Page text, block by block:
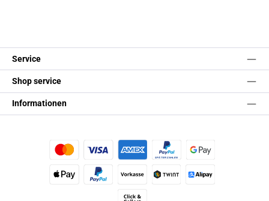
Service
Shop service
Informationen
Kredit- oder Debitkarte Später BezahlenGoogle Pay
Vorkasse